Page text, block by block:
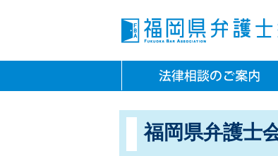
福岡県弁護士